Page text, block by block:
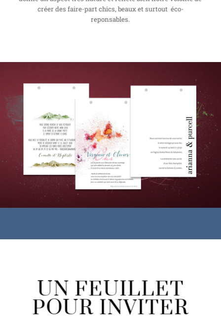
créer des faire-part chics, beaux et surtout éco-
reponsables.
UN FEUILLET
POUR INVITER